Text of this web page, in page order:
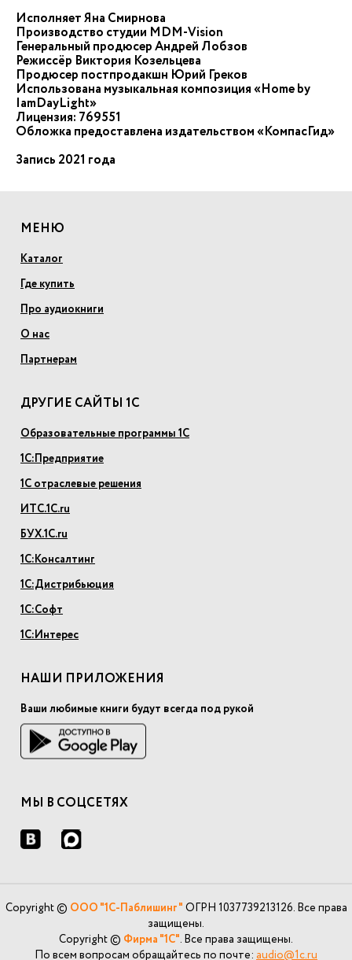
Исполняет Яна Смирнова
Производство студии MDM-Vision
Генеральный продюсер Андрей Лобзов
Режиссёр Виктория Козельцева
Продюсер постпродакшн Юрий Греков
Использована музыкальная композиция «Home by
IamDayLight»
Лицензия: 769551
Обложка предоставлена издательством «КомпасГид»
Запись 2021 года
МЕНЮ
Каталог
Где купить
Про аудиокниги
О нас
Партнерам
ДРУГИЕ САЙТЫ 1С
Образовательные программы 1С
1С:Предприятие
1С отраслевые решения
ИТС.1С.ru
БУХ.1С.ru
1С:Консалтинг
1С:Дистрибьюция
1С:Софт
1С:Интерес
НАШИ ПРИЛОЖЕНИЯ
Ваши любимые книги будут всегда под рукой
МЫ В СОЦСЕТЯХ
Copyright © ООО "1С-Паблишинг" ОГРН 1037739213126. Все права
защищены.
Copyright © Фирма "1С". Все права защищены.
По всем вопросам обращайтесь по почте: audio@1c.ru